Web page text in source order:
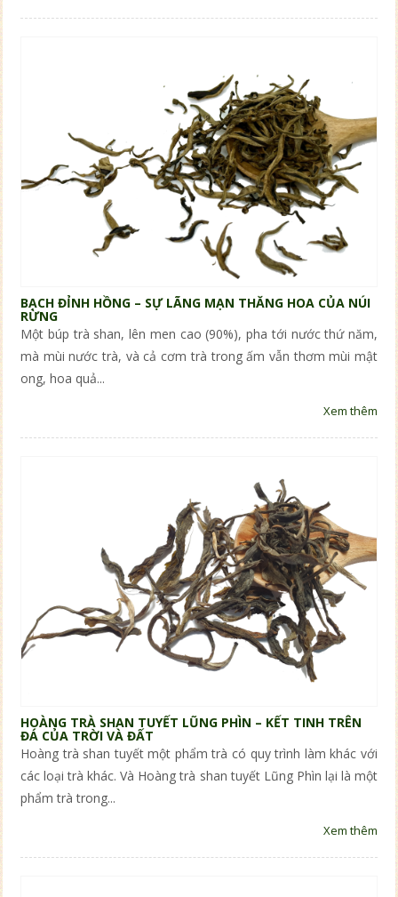
BẠCH ĐỈNH HỒNG – SỰ LÃNG MẠN THĂNG HOA CỦA NÚI
RỪNG
Một búp trà shan, lên men cao (90%), pha tới nước thứ năm,
mà mùi nước trà, và cả cơm trà trong ấm vẫn thơm mùi mật
ong, hoa quả...
Xem thêm
HOÀNG TRÀ SHAN TUYẾT LŨNG PHÌN – KẾT TINH TRÊN
ĐÁ CỦA TRỜI VÀ ĐẤT
Hoàng trà shan tuyết một phẩm trà có quy trình làm khác với
các loại trà khác. Và Hoàng trà shan tuyết Lũng Phìn lại là một
phẩm trà trong...
Xem thêm